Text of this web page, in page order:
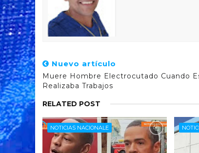
Nuevo artículo
Muere Hombre Electrocutado Cuando
Realizaba Trabajos
RELATED POST
NOTICIAS NACIONALE